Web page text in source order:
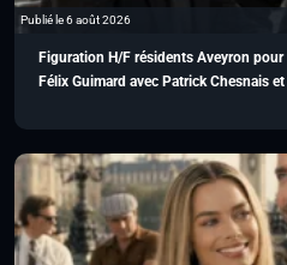
Publié le 6 août 2026
Figuration H/F résidents Aveyron
Félix Guimard avec Patrick Chesnais